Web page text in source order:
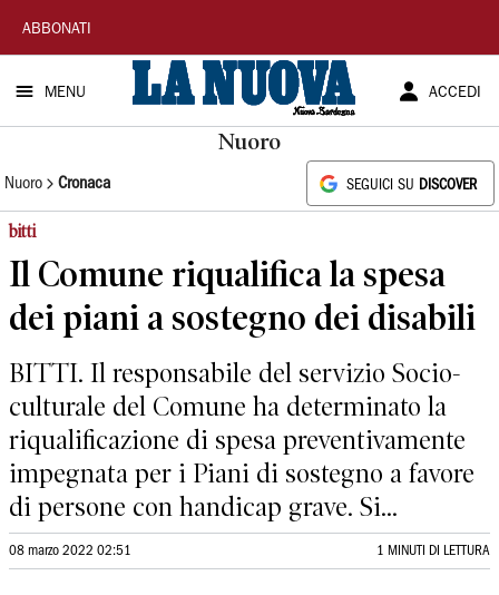
La
Nuova
Sardegna
ABBONATI
MENU ACCEDI
Nuoro
Nuoro Cronaca SEGUICI SU DISCOVER
bitti
Il Comune riqualifica la spesa
dei piani a sostegno dei disabili
BITTI. Il responsabile del servizio Socio-
culturale del Comune ha determinato la
riqualificazione di spesa preventivamente
impegnata per i Piani di sostegno a favore
di persone con handicap grave. Si...
08 marzo 2022 02:51 1 MINUTI DI LETTURA